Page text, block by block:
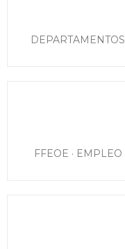
DEPARTAMENTOS
FFEOE · EMPLEO